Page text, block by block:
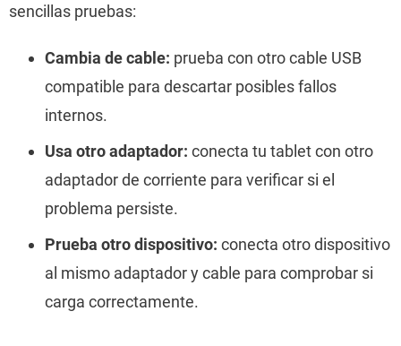
sencillas pruebas:
Cambia de cable: prueba con otro cable USB
compatible para descartar posibles fallos
internos.
Usa otro adaptador: conecta tu tablet con otro
adaptador de corriente para verificar si el
problema persiste.
Prueba otro dispositivo: conecta otro dispositivo
al mismo adaptador y cable para comprobar si
carga correctamente.